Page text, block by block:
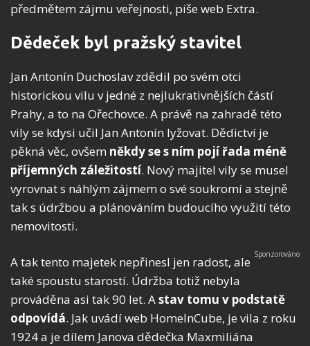
předmětem zájmu veřejnosti, píše web Extra.
Dědeček byl pražský stavitel
Jan Antonín Duchoslav zdědil po svém otci
historickou vilu v jedné z nejlukrativnějších částí
Prahy, a to na Ořechovce. A právě na zahradě této
vily se kdysi učil Jan Antonín lyžovat. Dědictví je
pěkná věc, ovšem někdy se s ním pojí řada méně
příjemných záležitostí. Nový majitel vily se musel
vyrovnat s náhlým zájmem o své soukromí a stejně
tak s údržbou a plánováním budoucího využití této
nemovitosti.
A tak tento majetek nepřinesl jen radost, ale
také spoustu starostí. Údržba totiž nebyla
prováděna asi tak 90 let. Astav tomu v podstatě
odpovídá. Jak uvádí web HomeInCube, je vila z roku
1924 a je dílem Janova dědečka Maxmiliána